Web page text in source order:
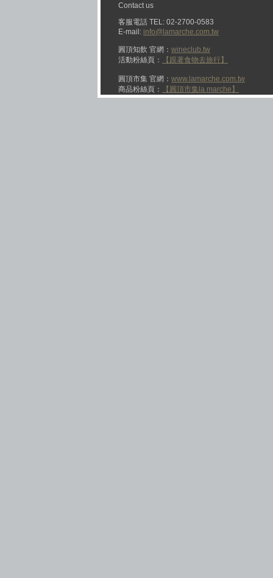
Contact us
客服電話 TEL: 02-2700-0583
E-mail: info@lamarche.com.tw
圓頂知飲 官網： wineclub.tw
活動粉絲頁：
【跟著食物去旅行】
圓頂市集 官網： www.lamarche.com.tw
商品粉絲頁：
【圓頂市集la marche】